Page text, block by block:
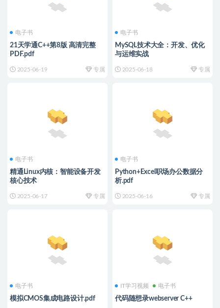
电子书
21天学通C++第8版 高清完整
PDF.pdf
2025-06-19 专属
电子书
MySQL技术大全：开发、优化
与运维实战
2025-06-18 专属
电子书
精通Linux内核：智能设备开发
核心技术
2025-06-17 专属
电子书
Python+Excel职场办公数据分
析.pdf
2025-06-16 专属
电子书
模拟CMOS集成电路设计.pdf
IT学习视频 电子书
代码随想录webserver C++